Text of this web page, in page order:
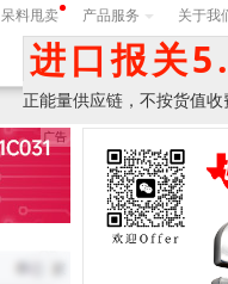
呆料甩卖 产品服务 关于我
进口报关
正能量供应链，不按货值
询价